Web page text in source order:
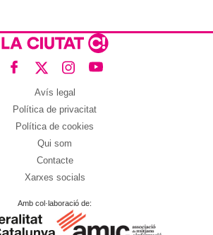
Avís legal
Política de privacitat
Política de cookies
Qui som
Contacte
Xarxes socials
Amb col·laboració de: